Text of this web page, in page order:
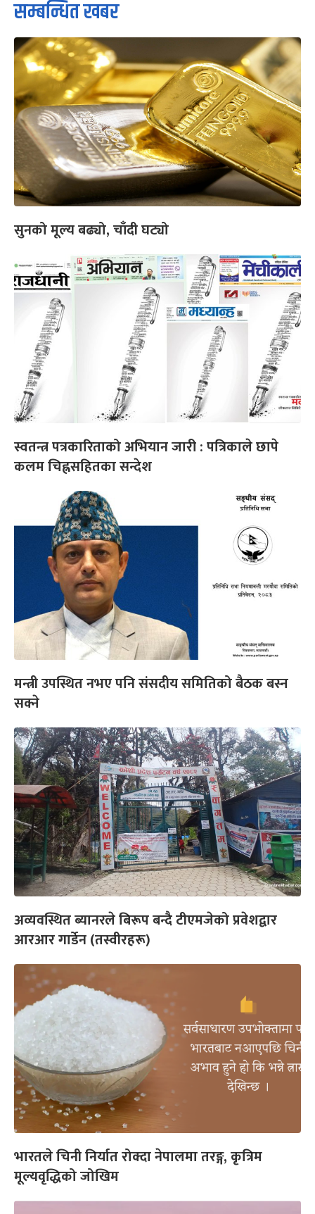
सम्बन्धित खबर
सुनको मूल्य बढ्यो, चाँदी घट्यो
स्वतन्त्र पत्रकारिताको अभियान जारी : पत्रिकाले छापे
कलम चिह्नसहितका सन्देश
मन्त्री उपस्थित नभए पनि संसदीय समितिको बैठक बस्न
सक्ने
अव्यवस्थित ब्यानरले बिरूप बन्दै टीएमजेको प्रवेशद्वार
आरआर गार्डेन (तस्वीरहरू)
भारतले चिनी निर्यात रोक्दा नेपालमा तरङ्ग, कृत्रिम
मूल्यवृद्धिको जोखिम